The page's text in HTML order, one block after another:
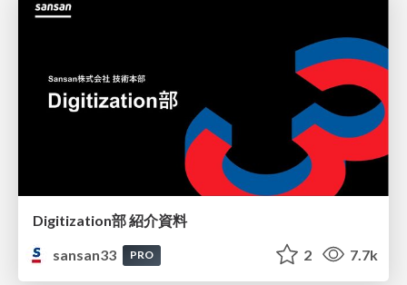
Digitization部 紹介資料
sansan33
PRO 2 7.7k